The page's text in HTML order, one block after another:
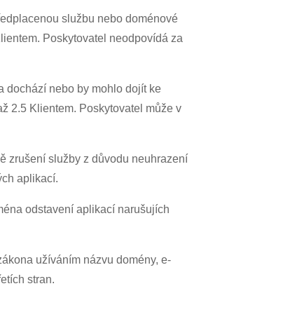
službu nebo doménové
Poskytovatel neodpovídá za
dochází nebo by mohlo dojít ke
2.5 Klientem. Poskytovatel může v
zrušení služby z důvodu neuhrazení
aplikací.
odstavení aplikací narušujích
užíváním názvu domény, e-
stran.